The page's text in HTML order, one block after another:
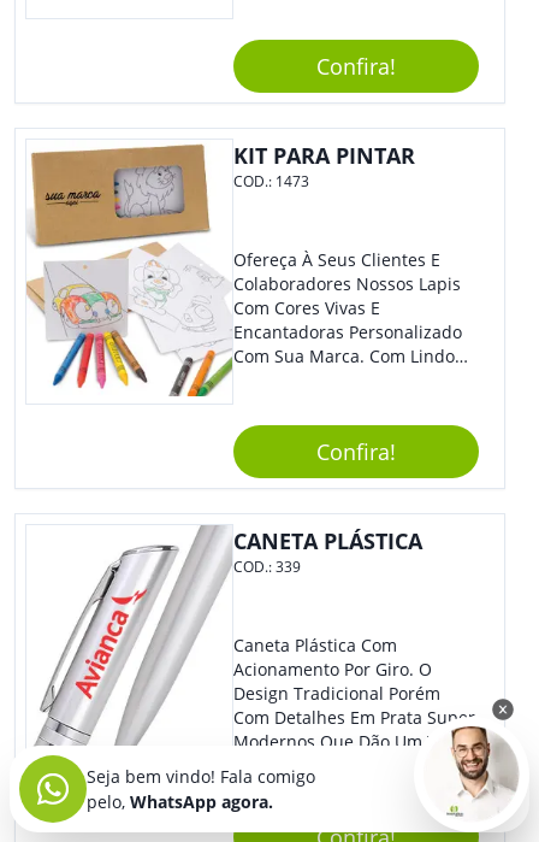
Estilo E Surpreender À Todos.
Versátil, O Brinde Se Adequa
À Feiras, Eventos E Até Mesmo
Datas Especiais.
Confira!
KIT PARA PINTAR
COD.: 1473
Ofereça À Seus Clientes E
Colaboradores Nossos Lapis
Com Cores Vivas E
Encantadoras Personalizado
Com Sua Marca. Com Lindo
Perfeito, Não É?!
Confira!
CANETA PLÁSTICA
COD.:339
Caneta Plástica Com
Acionamento Por Giro. O
Design Tradicional Porém
Com Detalhes Em Prata Super
Modernos Que Dão Um Toque
De Charme Na Peça.
Seja bem vindo! Fala comigo
pelo, WhatsApp agora.